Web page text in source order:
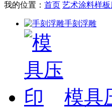
我的位置： 首页 艺术涂料样板
手刻浮雕
模具